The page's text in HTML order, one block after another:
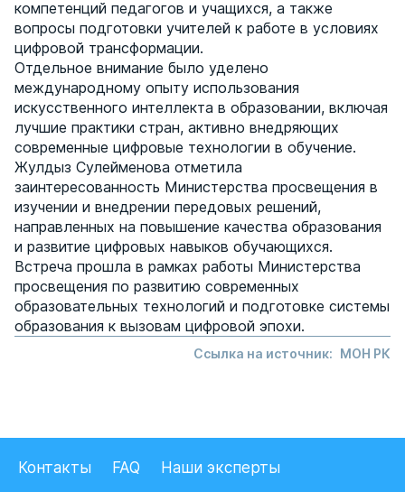
компетенций педагогов и учащихся, а также
вопросы подготовки учителей к работе в условиях
цифровой трансформации.
Отдельное внимание было уделено
международному опыту использования
искусственного интеллекта в образовании, включая
лучшие практики стран, активно внедряющих
современные цифровые технологии в обучение.
Жулдыз Сулейменова отметила
заинтересованность Министерства просвещения в
изучении и внедрении передовых решений,
направленных на повышение качества образования
и развитие цифровых навыков обучающихся.
Встреча прошла в рамках работы Министерства
просвещения по развитию современных
образовательных технологий и подготовке системы
образования к вызовам цифровой эпохи.
Ссылка на источник: МОН РК
Контакты FAQ
Наши эксперты